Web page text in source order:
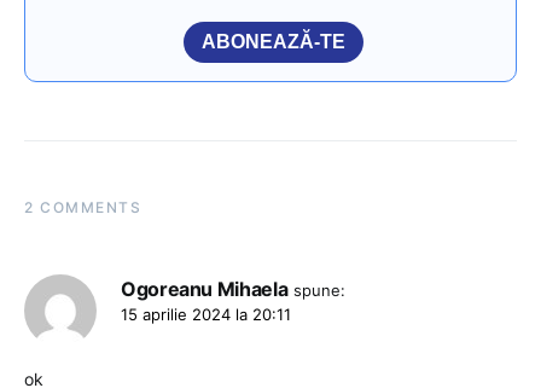
ABONEAZĂ-TE
2 COMMENTS
Ogoreanu Mihaela spune:
15 aprilie 2024 la 20:11
ok